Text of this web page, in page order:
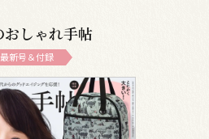
おしゃれ手帖
最新号＆付録